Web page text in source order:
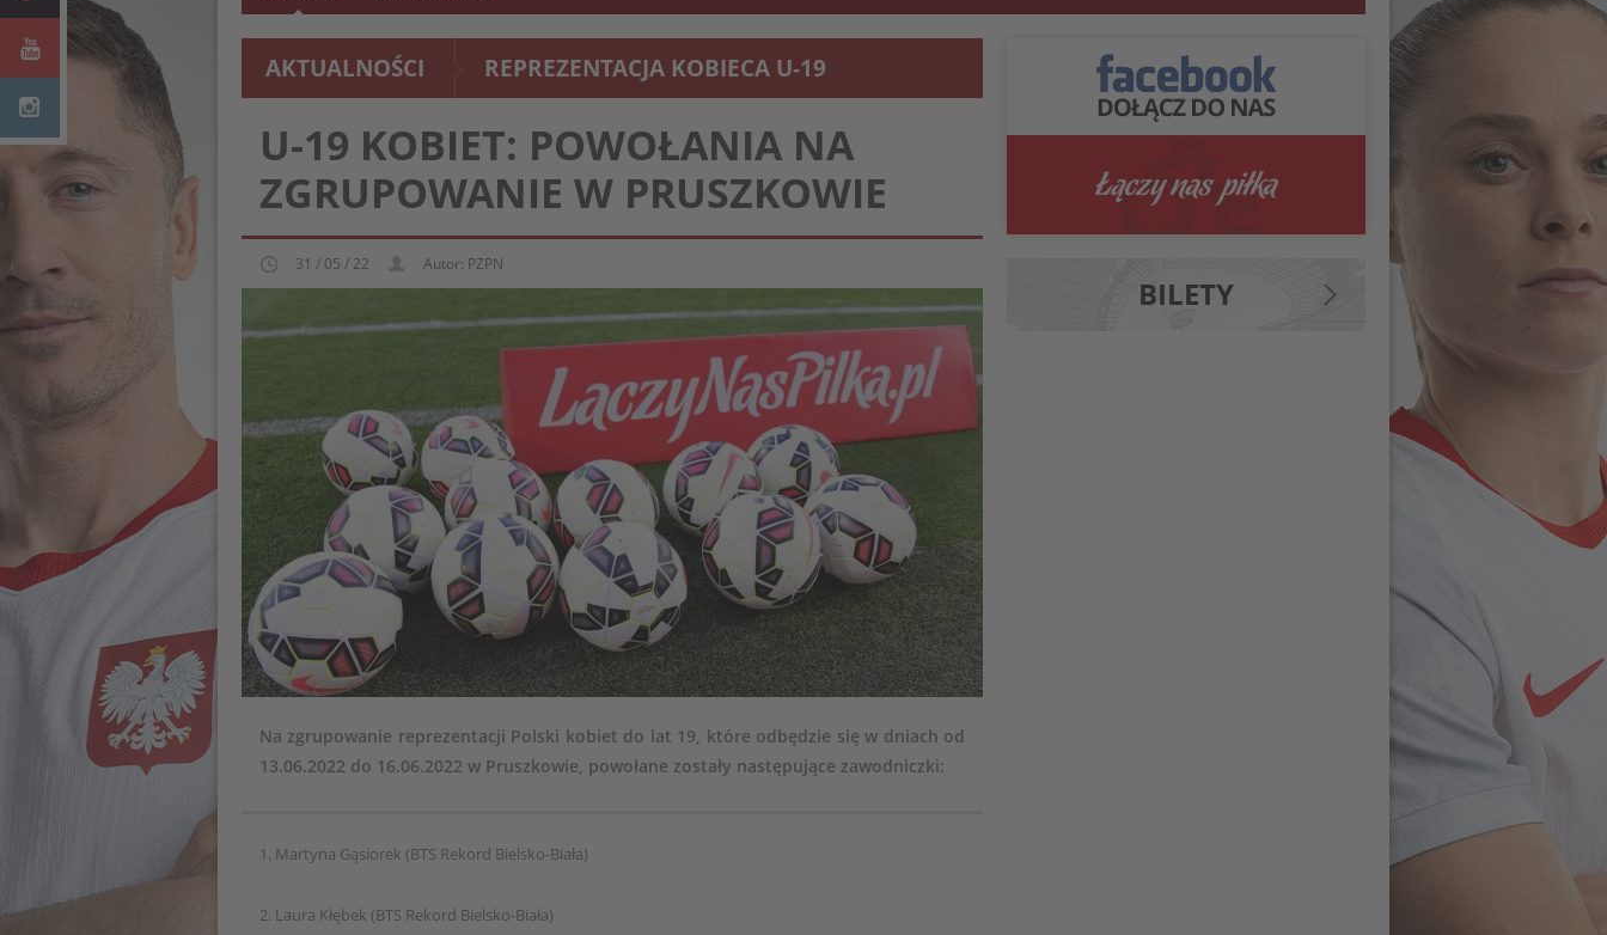
AKTUALNOŚCI REPREZENTACJA KOBIECA U-19
U-19 KOBIET: POWOŁANIA NA
ZGRUPOWANIE W PRUSZKOWIE
31 / 05 / 22 Autor: PZPN
Na zgrupowanie reprezentacji Polski kobiet do lat 19, które odbędzie się w dniach od
13.06.2022 do 16.06.2022 w Pruszkowie, powołane zostały następujące zawodniczki:
1. Martyna Gąsiorek (BTS Rekord Bielsko-Biała)
2. Laura Kłębek (BTS Rekord Bielsko-Biała)
BILETY